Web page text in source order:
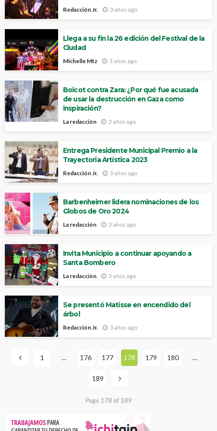
Redacción Jr. 3 años ago
Llega a su fin la 26 edición del Festival de la
Ciudad
Michelle Mtz 3 años ago
Boicot contra Zara: ¿Por qué fue acusada
de usar la destrucción en Gaza como
inspiración?
La redacción 3 años ago
Entrega Presidente Municipal Premio a la
Trayectoria Artística 2023
Redacción Jr. 3 años ago
Barbenheimer lidera nominaciones de los
Globos de Oro 2024
La redacción 3 años ago
Invita Municipio a continuar apoyando a
Santa Bombero
La redacción 3 años ago
Se presentó Matisse en encendido del
árbol
Redacción Jr. 3 años ago
1 … 176 177 178 179 180 …
189
Page 178 of 189